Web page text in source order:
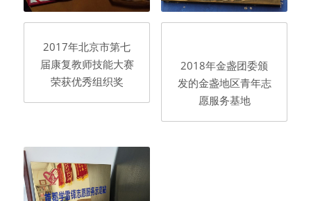
2017年北京市第七
届康复教师技能大赛
荣获优秀组织奖
2018年金盏团委颁
发的金盏地区青年志
愿服务基地